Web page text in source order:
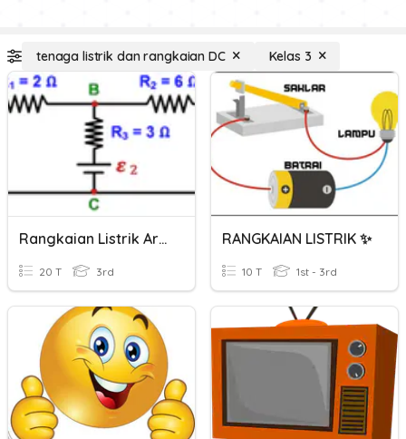
tenaga listrik dan rangkaian DC Kelas 3
Rangkaian Listrik Arus Searah
20 T 3rd
RANGKAIAN LISTRIK ✨
10 T 1st - 3rd